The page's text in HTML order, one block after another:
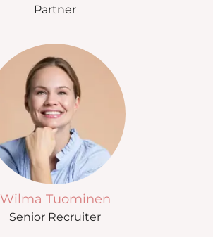
Partner
Wilma Tuominen
Senior Recruiter